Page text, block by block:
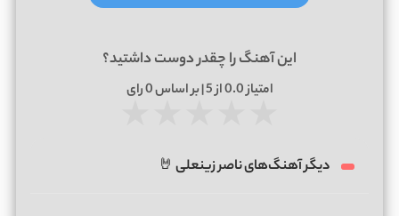
این آهنگ را چقدر دوست داشتید؟
امتیاز0.0از 5 | بر اساس 0رای
دیگر آهنگ‌های ناصر زینعلی 🤘